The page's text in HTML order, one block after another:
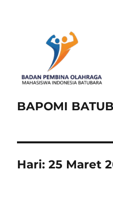
BAPOMI
Hari:25 Maret